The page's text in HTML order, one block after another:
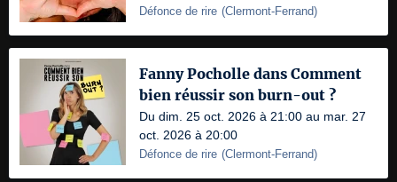
Défonce de rire (Clermont-Ferrand)
Fanny Pocholle dans Comment
bien réussir son burn-out ?
Du dim. 25 oct. 2026 à 21:00 au mar. 27
oct. 2026 à 20:00
Défonce de rire (Clermont-Ferrand)